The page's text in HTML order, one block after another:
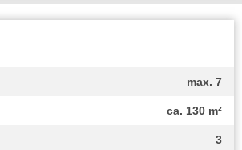
max. 7
ca. 130 m²
3